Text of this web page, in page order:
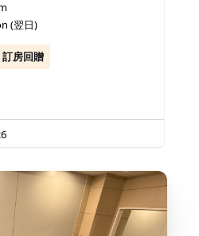
(翌日)
訂房回贈